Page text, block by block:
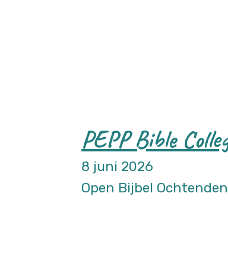
PEPP Bible
8 juni 2026
Open Bijbel Ochtenden